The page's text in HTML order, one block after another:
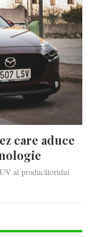
care aduce
al producătorului